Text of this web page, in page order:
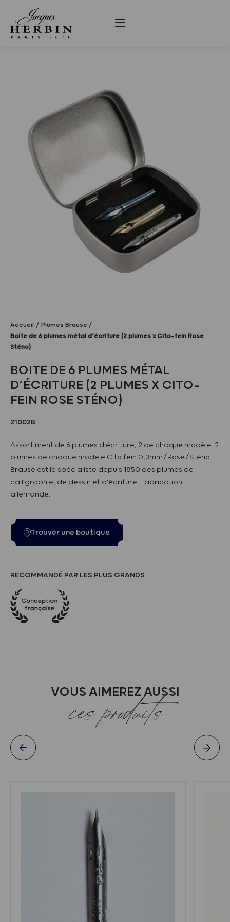
Accueil
Plumes Brause
Boite de 6 plumes métal d’écriture (2 plumes x Cito-fein Rose
Sténo)
BOITE DE 6 PLUMES MÉTAL
D’ÉCRITURE (2 PLUMES X CITO-
FEIN ROSE STÉNO)
21002B
Assortiment de 6 plumes d'écriture, 2 de chaque modèle. 2
plumes de chaque modèle Cito fein 0,3mm/Rose/Sténo.
Brause est le spécialiste depuis 1850 des plumes de
calligraphie, de dessin et d'écriture. Fabrication
allemande.
Trouver une boutique
RECOMMANDÉ PAR LES PLUS GRANDS
VOUS AIMEREZ AUSSI
ces produits